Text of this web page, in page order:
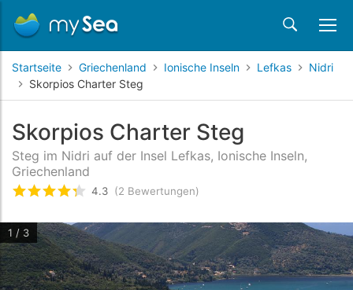
Startseite Griechenland Ionische Inseln Lefkas
Nidri
Skorpios Charter Steg
Skorpios Charter Steg
Steg im Nidri auf der Insel Lefkas, Ionische Inseln,
Griechenland
bewertet4.3/5 beyogen auf
4.3 (2 Bewertungen)
1 / 3